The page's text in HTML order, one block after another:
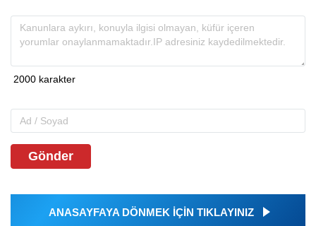
Gönder
ANASAYFAYA DÖNMEK İÇİN TIKLAYINIZ